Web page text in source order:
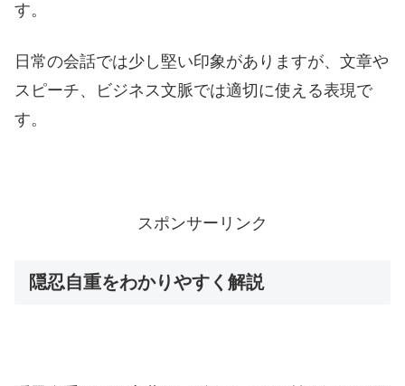
す。
日常の会話では少し堅い印象がありますが、文章や
スピーチ、ビジネス文脈では適切に使える表現で
す。
スポンサーリンク
隠忍自重をわかりやすく解説